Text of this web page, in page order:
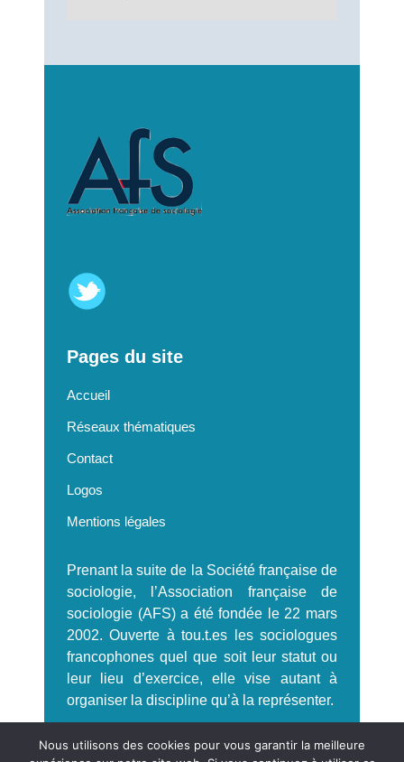
Pages du site
Accueil
Réseaux thématiques
Contact
Logos
Mentions légales
Prenant la suite de la Société française de
sociologie, l’Association française de
sociologie (AFS) a été fondée le 22 mars
2002. Ouverte à tou.t.es les sociologues
francophones quel que soit leur statut ou
leur lieu d’exercice, elle vise autant à
organiser la discipline qu’à la représenter.
S'incrire à la Newsletter AFS
Nous utilisons des cookies pour vous garantir la meilleure